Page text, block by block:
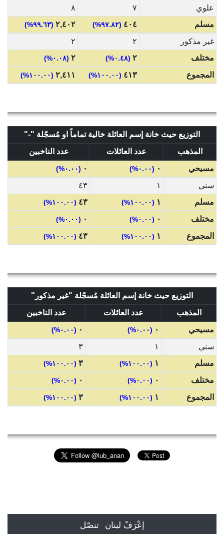
علوي
٧
٨
مسلم
٤٠٤ (٩٧.٨٢%) ٢,٤٠٢ (٩٩.٦٣%)
غير مذكور ٢
٢
مختلف
٢ (٠.٤٨%) ٢ (٠.٠٨%)
المجموع ٤١٣ (١٠٠.٠٠%) ٢,٤١١ (١٠٠.٠٠%)
التوزيع حيث خانة إسم العائلة خالية تماماً او مُسجّلة "-"
المذهب
عدد العائلات
عدد الناخبين
مسيحي
٠ (٠.٠٠%) ٠ (٠.٠٠%)
سني ١
٤٣
مسلم
١ (١٠٠.٠٠%) ٤٣ (١٠٠.٠٠%)
مختلف ٠ (٠.٠٠%) ٠ (٠.٠٠%)
المجموع ١ (١٠٠.٠٠%) ٤٣ (١٠٠.٠٠%)
التوزيع حيث خانة إسم العائلة مُسجّلة "غير مذكور"
المذهب
عدد العائلات
عدد الناخبين
مسيحي
٠ (٠.٠٠%) ٠ (٠.٠٠%)
سني ١
٣
مسلم
١ (١٠٠.٠٠%) ٣ (١٠٠.٠٠%)
مختلف ٠ (٠.٠٠%) ٠ (٠.٠٠%)
المجموع ١ (١٠٠.٠٠%) ٣ (١٠٠.٠٠%)
إعْرَفْ لبنان تنصّل